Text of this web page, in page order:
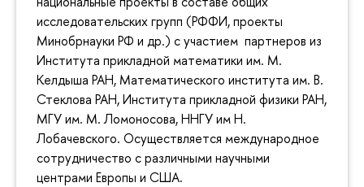
исследовательских групп (РФФИ, проекты
Минобрнауки РФ и др.) с участием партнеров из
Института прикладной математики им. М.
Келдыша РАН, Математического института им. В.
Стеклова РАН, Института прикладной физики РАН,
МГУ им. М. Ломоносова, ННГУ им Н.
Лобачевского. Осуществляется международное
сотрудничество с различными научными
центрами Европы и США.